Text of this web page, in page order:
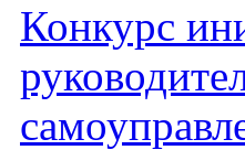
Конкурс